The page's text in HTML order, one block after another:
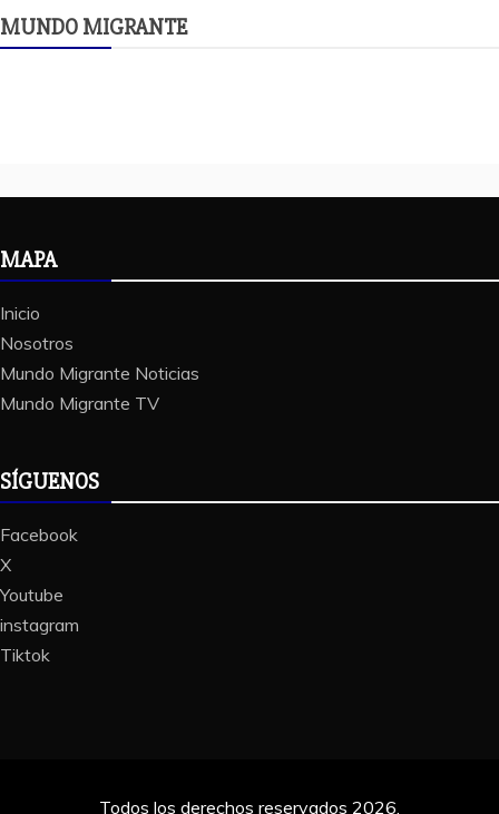
MUNDO MIGRANTE
MAPA
Inicio
Nosotros
Mundo Migrante Noticias
Mundo Migrante TV
SÍGUENOS
Facebook
X
Youtube
instagram
Tiktok
Todos los derechos reservados 2026.